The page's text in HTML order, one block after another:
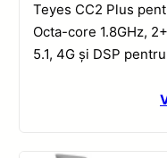
Teyes CC2 Plus
Octa-core 1.8GHz,
5.1, 4G și DSP